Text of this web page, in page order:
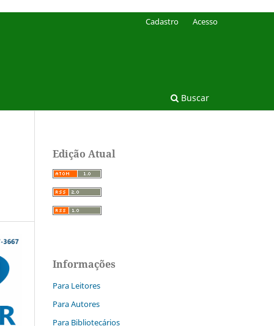
Buscar
Cadastro Acesso
Edição Atual
Informações
Para Leitores
Para Autores
Para Bibliotecários